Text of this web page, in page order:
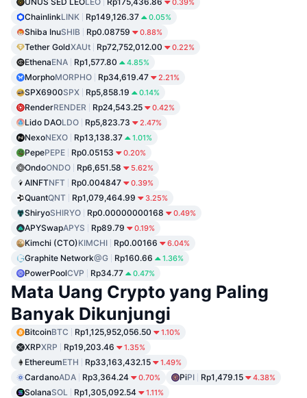
0.39%
ChainlinkLINK Rp149,126.37 0.05%
Shiba InuSHIB Rp0.08759 0.88%
Tether GoldXAUt Rp72,752,012.00 0.22%
EthenaENA Rp1,577.80 4.85%
MorphoMORPHO Rp34,619.47 2.21%
SPX6900SPX Rp5,858.19 0.14%
RenderRENDER Rp24,543.25 0.42%
Lido DAOLDO Rp5,823.73 2.47%
NexoNEXO Rp13,138.37 1.01%
PepePEPE Rp0.05153 0.20%
OndoONDO Rp6,651.58 5.62%
AINFTNFT Rp0.004847 0.39%
QuantQNT Rp1,079,464.99 3.25%
ShiryoSHIRYO Rp0.00000000168 0.49%
APYSwapAPYS Rp89.79 0.19%
Kimchi (CTO)KIMCHI Rp0.00166 6.04%
Graphite Network@G Rp160.66 1.36%
PowerPoolCVP Rp34.77 0.47%
Mata Uang Crypto yang Paling
Banyak Dikunjungi
BitcoinBTC Rp1,125,952,056.50 1.10%
XRPXRP Rp19,203.46 1.35%
EthereumETH Rp33,163,432.15 1.49%
CardanoADA Rp3,364.24 0.70% PiPI Rp1,479.15 4.38%
SolanaSOL Rp1,305,092.54 1.11%